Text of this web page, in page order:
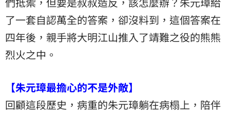
了一套自認萬全的答案，卻沒料到，這個答案在
四年後，親手將大明江山推入了靖難之役的熊熊
烈火之中。
【朱元璋最擔心的不是外敵】
回顧這段歷史，病重的朱元璋躺在病榻上，陪伴